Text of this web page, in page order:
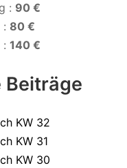
: 90 €
: 80 €
: 140 €
Beiträge
KW 32
KW 31
KW 30